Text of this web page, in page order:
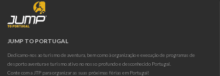
Dedicamo-nos ao turismo de aventura, bem como à organização e execução de programas de
desporto aventura e turismo ativo no nosso profundo e desconhecido Portugal.